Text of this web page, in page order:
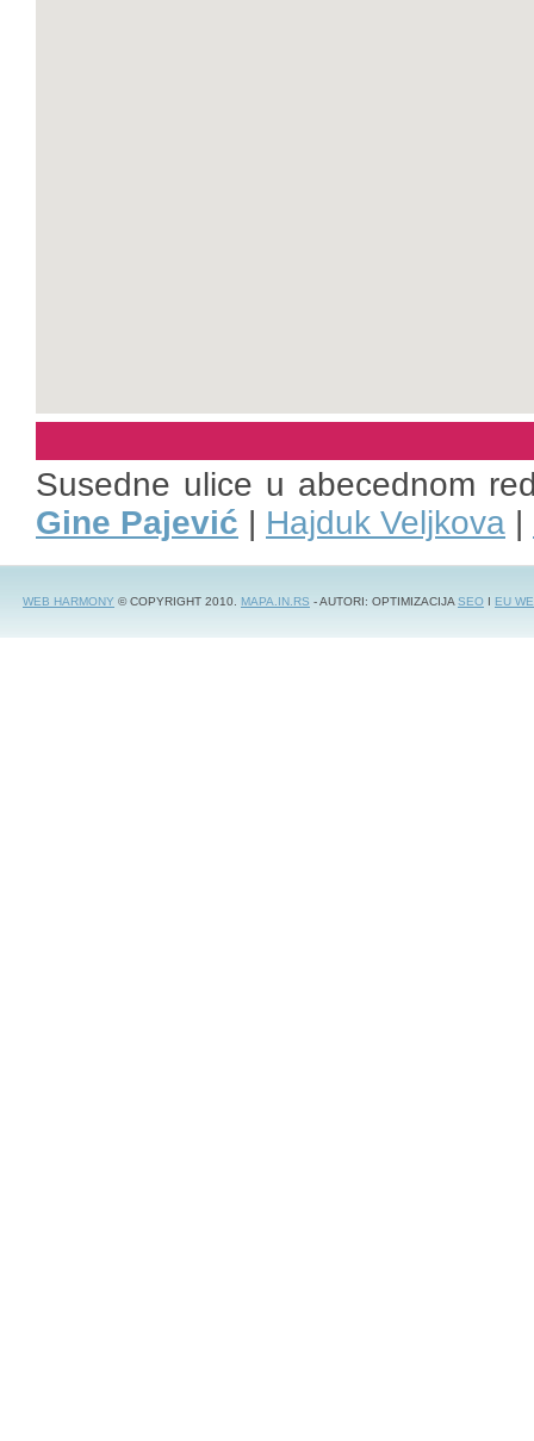
Susedne ulice u abecednom
Gine Pajević | Hajduk Veljkova |
WEB HARMONY © COPYRIGHT 2010. MAPA.IN.RS - AUTORI: OPTIMIZACIJASEO I EU